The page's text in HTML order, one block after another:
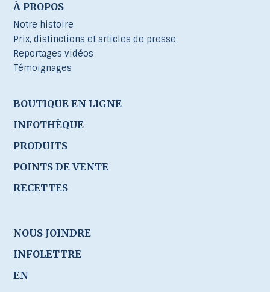
À PROPOS
Notre histoire
Prix, distinctions et articles de presse
Reportages vidéos
Témoignages
BOUTIQUE EN LIGNE
INFOTHÈQUE
PRODUITS
POINTS DE VENTE
RECETTES
NOUS JOINDRE
INFOLETTRE
EN